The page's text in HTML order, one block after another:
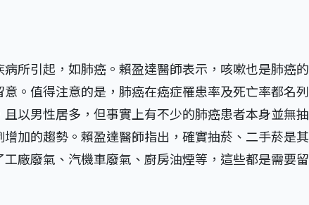
所引起，如肺癌。賴盈達醫師表示，咳嗽也是肺癌的
。值得注意的是，肺癌在癌症罹患率及死亡率都名列
以男性居多，但事實上有不少的肺癌患者本身並無抽
加的趨勢。賴盈達醫師指出，確實抽菸、二手菸是其
廠廢氣、汽機車廢氣、廚房油煙等，這些都是需要留